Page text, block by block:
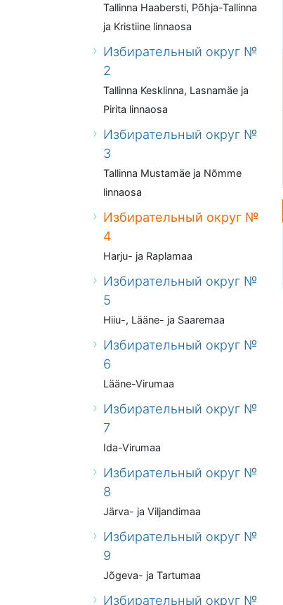
Tallinna Haabersti, Põhja-Tallinna
ja Kristiine linnaosa
Избирательный округ №
2
Tallinna Kesklinna, Lasnamäe ja
Pirita linnaosa
Избирательный округ №
3
Tallinna Mustamäe ja Nõmme
linnaosa
Избирательный округ №
4
Harju- ja Raplamaa
Избирательный округ №
5
Hiiu-, Lääne- ja Saaremaa
Избирательный округ №
6
Lääne-Virumaa
Избирательный округ №
7
Ida-Virumaa
Избирательный округ №
8
Järva- ja Viljandimaa
Избирательный округ №
9
Jõgeva- ja Tartumaa
Избирательный округ №